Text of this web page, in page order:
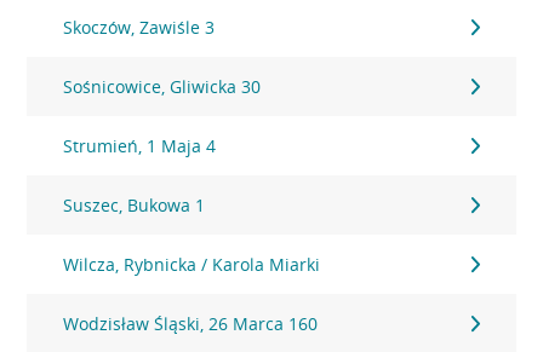
Skoczów, Zawiśle 3
Sośnicowice, Gliwicka 30
Strumień, 1 Maja 4
Suszec, Bukowa 1
Wilcza, Rybnicka / Karola Miarki
Wodzisław Śląski, 26 Marca 160